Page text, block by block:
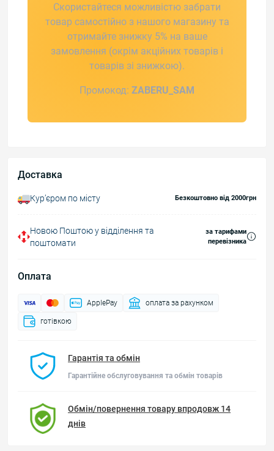
Скористайтеся можливістю забрати
товар самостійно з нашого магазину та
отримайте знижку 5% на ваше
замовлення (окрім акційних товарів і
товарів зі знижкою).
Промокод: ZABERU_SAM
Доставка
Курʼєром по місту Безкоштовно від 2000грн
Новою Поштою у відділення та
поштомати
за тарифами
перевізника
Оплата
ApplePay оплата за рахунком
готівкою
Гарантія та обмін
Гарантійне обслуговування та обмін товарів
Обмін/повернення товару впродовж 14
днів